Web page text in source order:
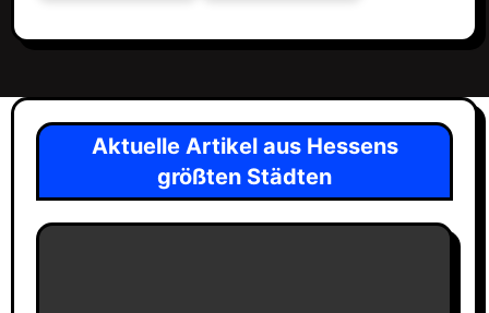
Aktuelle Artikel aus Hessens
größten Städten